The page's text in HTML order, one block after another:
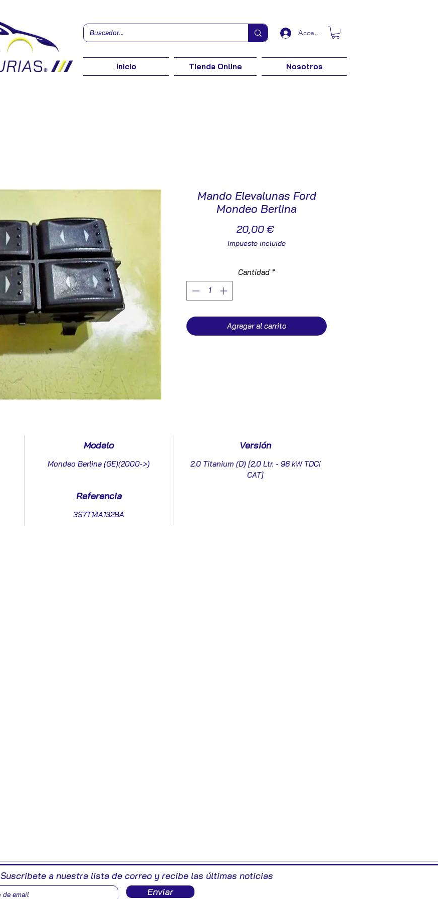
Acceder
Inicio Tienda Online Nosotros
Mando Elevalunas Ford
Mondeo Berlina
20,00 €Precio
Impuesto incluido
Cantidad *
Agregar al carrito
Modelo
Mondeo Berlina (GE)(2000->)
Versión
2.0 Titanium (D) [2,0 Ltr. - 96 kW TDCi
CAT]
Referencia
3S7T14A132BA
Suscribete a nuestra lista de correo y recibe las últimas noticias
Enviar